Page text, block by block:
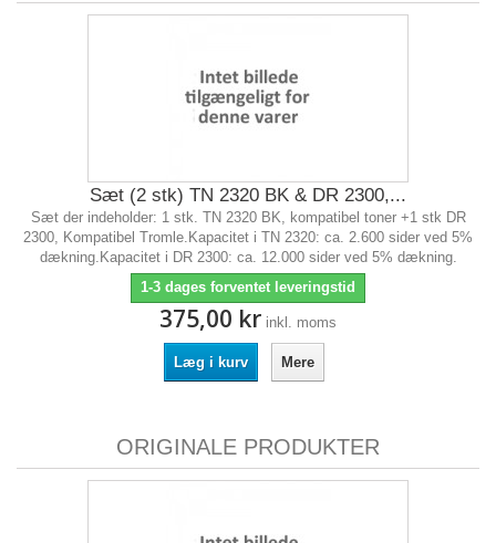
Sæt (2 stk) TN 2320 BK & DR 2300,...
Sæt der indeholder: 1 stk. TN 2320 BK, kompatibel toner +1 stk DR
2300, Kompatibel Tromle.Kapacitet i TN 2320: ca. 2.600 sider ved 5%
dækning.Kapacitet i DR 2300: ca. 12.000 sider ved 5% dækning.
1-3 dages forventet leveringstid
375,00 kr inkl. moms
Læg i kurv Mere
ORIGINALE PRODUKTER